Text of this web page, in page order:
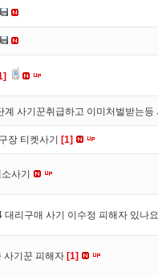
계 사기꾼취급하고 이미처벌받는등
장 티켓사기 [1]
사기
대리구매 사기 이수정 피해자 있나
사기꾼 피해자 [1]